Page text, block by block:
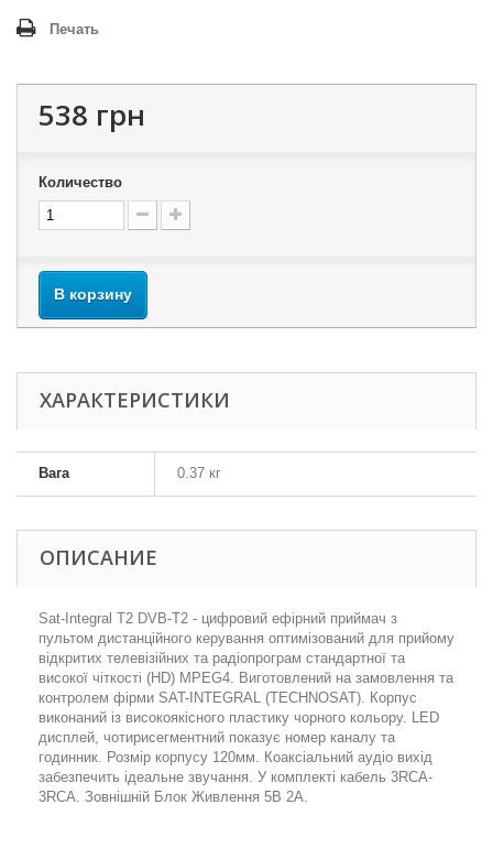
Печать
538 грн
Количество
В корзину
ХАРАКТЕРИСТИКИ
Вага 0.37 кг
ОПИСАНИЕ
Sat-Integral T2 DVB-T2 - цифровий ефірний приймач з
пультом дистанційного керування оптимізований для прийому
відкритих телевізійних та радіопрограм стандартної та
високої чіткості (HD) MPEG4. Виготовлений на замовлення та
контролем фірми SAT-INTEGRAL (TECHNOSAT). Корпус
виконаний із високоякісного пластику чорного кольору. LED
дисплей, чотирисегментний показує номер каналу та
годинник. Розмір корпусу 120мм. Коаксіальний аудіо вихід
забезпечить ідеальне звучання. У комплекті кабель 3RCA-
3RCA. Зовнішній Блок Живлення 5В 2А.